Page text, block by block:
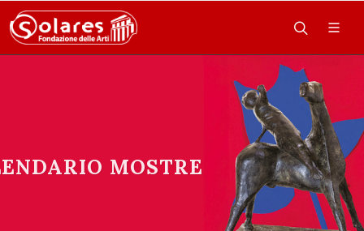
MOSTRE